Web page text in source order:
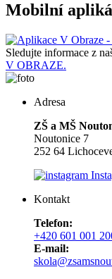
Mobilní
Sledujte informace z
V OBRAZE.
Adresa
ZŠ a MŠ
Noutonice 7
252 64
Kontakt
Telefon:
+420 601 001
E-mail: